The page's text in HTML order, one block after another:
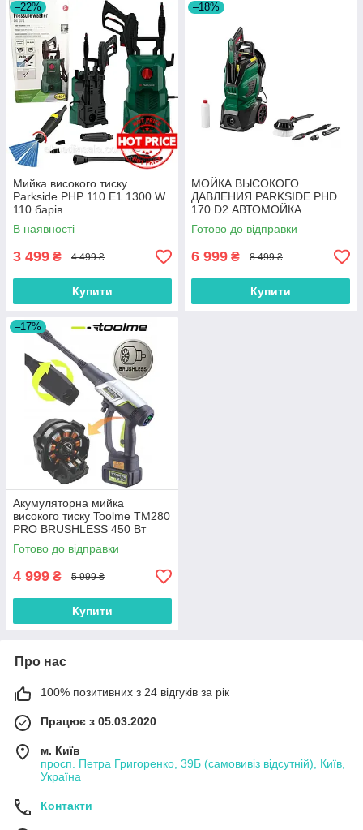
–22%
Мийка високого тиску
Parkside PHP 110 E1 1300 W
110 барів
В наявності
3 499 ₴ 4 499 ₴
Купити
–18%
МОЙКА ВЫСОКОГО
ДАВЛЕНИЯ PARKSIDE PHD
170 D2 АВТОМОЙКА
Готово до відправки
6 999 ₴ 8 499 ₴
Купити
–17%
Акумуляторна мийка
високого тиску Toolme TM280
PRO BRUSHLESS 450 Вт
(Польща)
Готово до відправки
4 999 ₴ 5 999 ₴
Купити
Про нас
100% позитивних з 24 відгуків за рік
Працює з 05.03.2020
м. Київ
просп. Петра Григоренко, 39Б (самовивіз відсутній), Київ,
Україна
Контакти